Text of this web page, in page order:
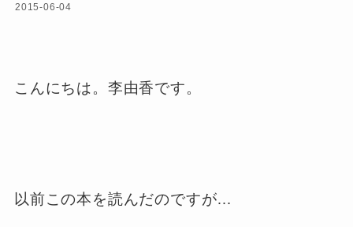
2015-06-04
こんにちは。李由香です。
以前この本を読んだのですが…